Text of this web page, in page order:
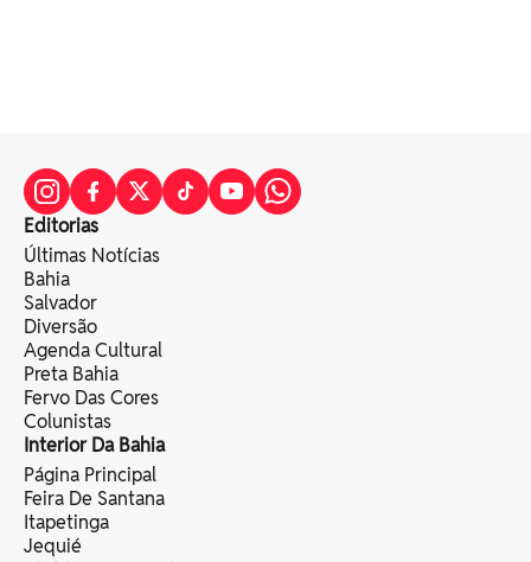
Editorias
Últimas Notícias
Bahia
Salvador
Diversão
Agenda Cultural
Preta Bahia
Fervo Das Cores
Colunistas
Interior Da Bahia
Página Principal
Feira De Santana
Itapetinga
Jequié